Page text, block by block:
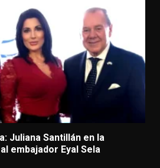
Juliana Santillán en la
embajador Eyal Sela